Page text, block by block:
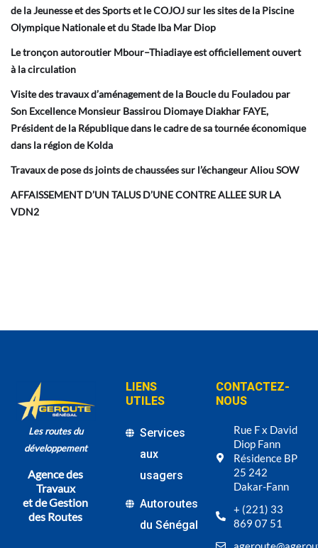
de la Jeunesse et des Sports et le COJOJ sur les sites de la Piscine
Olympique Nationale et du Stade Iba Mar Diop
Le tronçon autoroutier Mbour–Thiadiaye est officiellement ouvert
à la circulation
Visite des travaux d’aménagement de la Boucle du Fouladou par
Son Excellence Monsieur Bassirou Diomaye Diakhar FAYE,
Président de la République dans le cadre de sa tournée économique
dans la région de Kolda
Travaux de pose ds joints de chaussées sur l’échangeur Aliou SOW
AFFAISSEMENT D’UN TALUS D’UNE CONTRE ALLEE SUR LA
VDN2
Les routes du
développement
Agence des
Travaux
et de Gestion
des Routes
LIENS
UTILES
Services
aux
usagers
Autoroutes
du Sénégal
CONTACTEZ-
NOUS
Rue F x David
Diop Fann
Résidence BP
25 242
Dakar-Fann
+ (221) 33
869 07 51